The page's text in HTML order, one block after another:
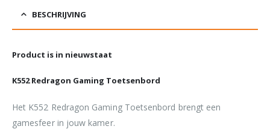
BESCHRIJVING
Product is in nieuwstaat
K552 Redragon Gaming Toetsenbord
Het K552 Redragon Gaming Toetsenbord brengt een
gamesfeer in jouw kamer.